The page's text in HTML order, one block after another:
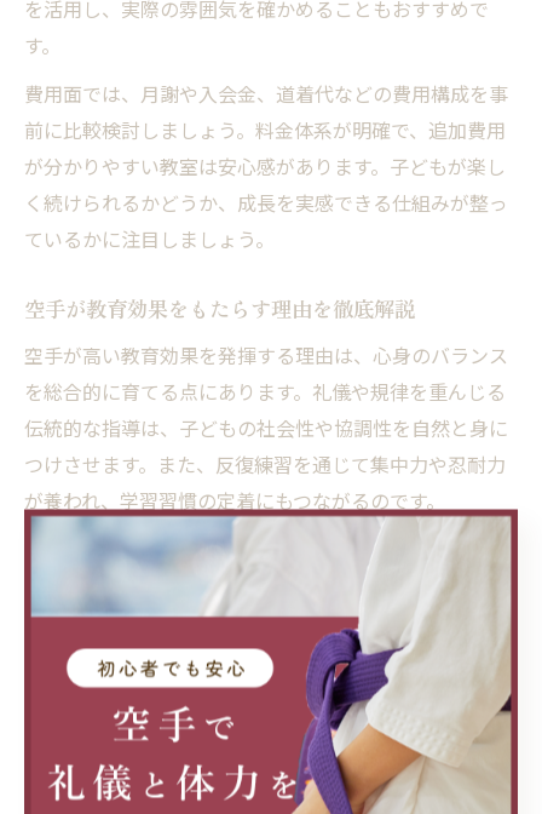
を活用し、実際の雰囲気を確かめることもおすすめで
す。
費用面では、月謝や入会金、道着代などの費用構成を事
前に比較検討しましょう。料金体系が明確で、追加費用
が分かりやすい教室は安心感があります。子どもが楽し
く続けられるかどうか、成長を実感できる仕組みが整っ
ているかに注目しましょう。
空手が教育効果をもたらす理由を徹底解説
空手が高い教育効果を発揮する理由は、心身のバランス
を総合的に育てる点にあります。礼儀や規律を重んじる
伝統的な指導は、子どもの社会性や協調性を自然と身に
つけさせます。また、反復練習を通じて集中力や忍耐力
が養われ、学習習慣の定着にもつながるのです。
さらに、空手では目標達成に向けて努力する大切さや、
継続する力を学べます。技の上達や昇級を目指す過程
で、成功体験と失敗体験の両方を積み重ねることがで
き、自己肯定感や粘り強さが育ちます。これらは学校生
活や他の習い事にも良い影響を与える教育効果です。
空手コースを通じて身につく教育的価値は、単なる運動
能力や技術だけでなく、生きる力や人間力の底上げに直